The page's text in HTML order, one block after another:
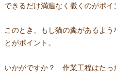
できるだけ満遍なく撒くのがポイ
このとき、もし猫の糞があるよ
とがポイント。
いかがですか？ 作業工程はたっ